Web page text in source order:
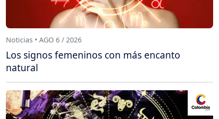
Noticias • AGO 6 / 2026
Los signos femeninos con más encanto
natural